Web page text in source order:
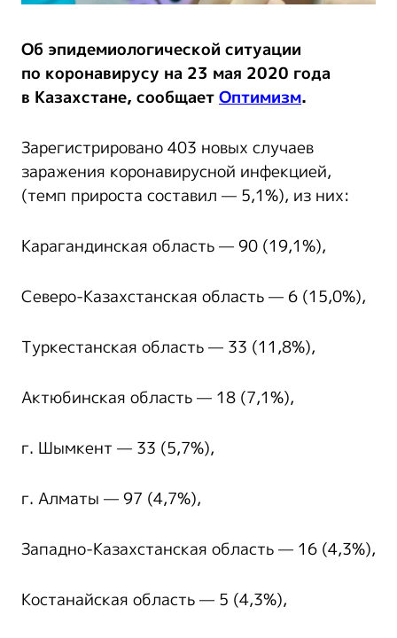
Об эпидемиологической ситуации
по коронавирусу на 23 мая 2020 года
в Казахстане, сообщаетОптимизм.
Зарегистрировано 403 новых случаев
заражения коронавирусной инфекцией,
(темп прироста составил — 5,1%), из них:
Карагандинская область — 90 (19,1%),
Северо-Казахстанская область — 6 (15,0%),
Туркестанская область — 33 (11,8%),
Актюбинская область — 18 (7,1%),
г. Шымкент — 33 (5,7%),
г. Алматы — 97 (4,7%),
Западно-Казахстанская область — 16 (4,3%),
Костанайская область — 5 (4,3%),